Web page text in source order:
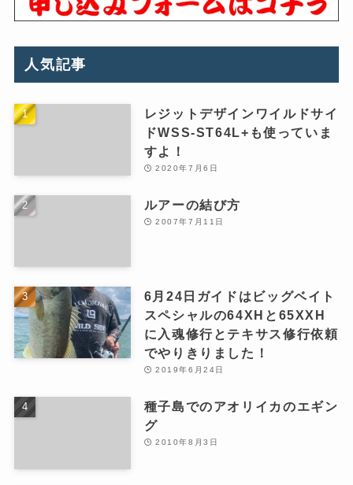
人気記事
レジットデザインワイルドサイ
ドWSS-ST64L+も使っていま
すよ！
2020年7月6日
ルアーの結び方
2007年7月11日
6月24日ガイドはビッグベイト
スペシャルの64XHと65XXH
に入魂修行とテキサス修行依頼
でやりきりました！
2019年6月24日
種子島でのアオリイカのエギン
グ
2010年8月3日